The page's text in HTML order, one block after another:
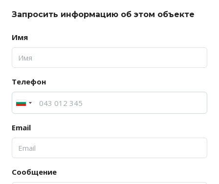
Запросить информацию об этом объекте
Имя
Телефон
Email
Сообщение